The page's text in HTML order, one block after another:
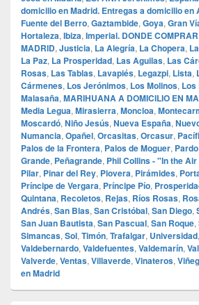
domicilio en Madrid. Entregas a domicilio en
Fuente del Berro, Gaztambide, Goya, Gran
Hortaleza, Ibiza, Imperial. DONDE
MADRID, Justicia, La Alegría, La Chopera,
La Paz, La Prosperidad, Las Aguilas, Las
Rosas, Las Tablas, Lavapiés, Legazpi, Lista,
Cármenes, Los Jerónimos, Los Molinos, Los
Malasaña, MARIHUANA A DOMICILIO EN
Media Legua, Mirasierra, Moncloa,
Moscardó, Niño Jesús, Nueva España,
Numancia, Opañel, Orcasitas, Orcasur,
Palos de la Frontera, Palos de Moguer, Pardo
Grande, Peñagrande, Phil Collins - "In the
Pilar, Pinar del Rey, Piovera, Pirámides,
Príncipe de Vergara, Príncipe Pío,
Quintana, Recoletos, Rejas, Ríos Rosas,
Andrés, San Blas, San Cristóbal, San Diego,
San Juan Bautista, San Pascual, San Roque,
Simancas, Sol, Timón, Trafalgar, Universidad,
Valdebernardo, Valdefuentes, Valdemarín,
Valverde, Ventas, Villaverde, Vinateros,
en Madrid